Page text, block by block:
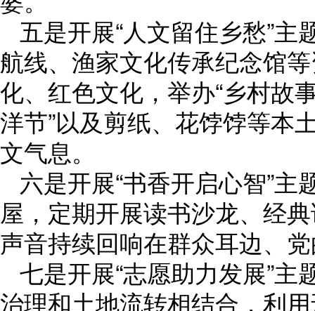
五是开展“人文留住乡愁”
航线、渔家文化传承纪念馆
化、红色文化，举办“乡村故
洋节”以及剪纸、花饽饽等本
文气息。
六是开展“书香开启心智”
屋，定期开展读书沙龙、经
声音持续回响在群众耳边、
七是开展“志愿助力发展”
治理和土地流转相结合，利